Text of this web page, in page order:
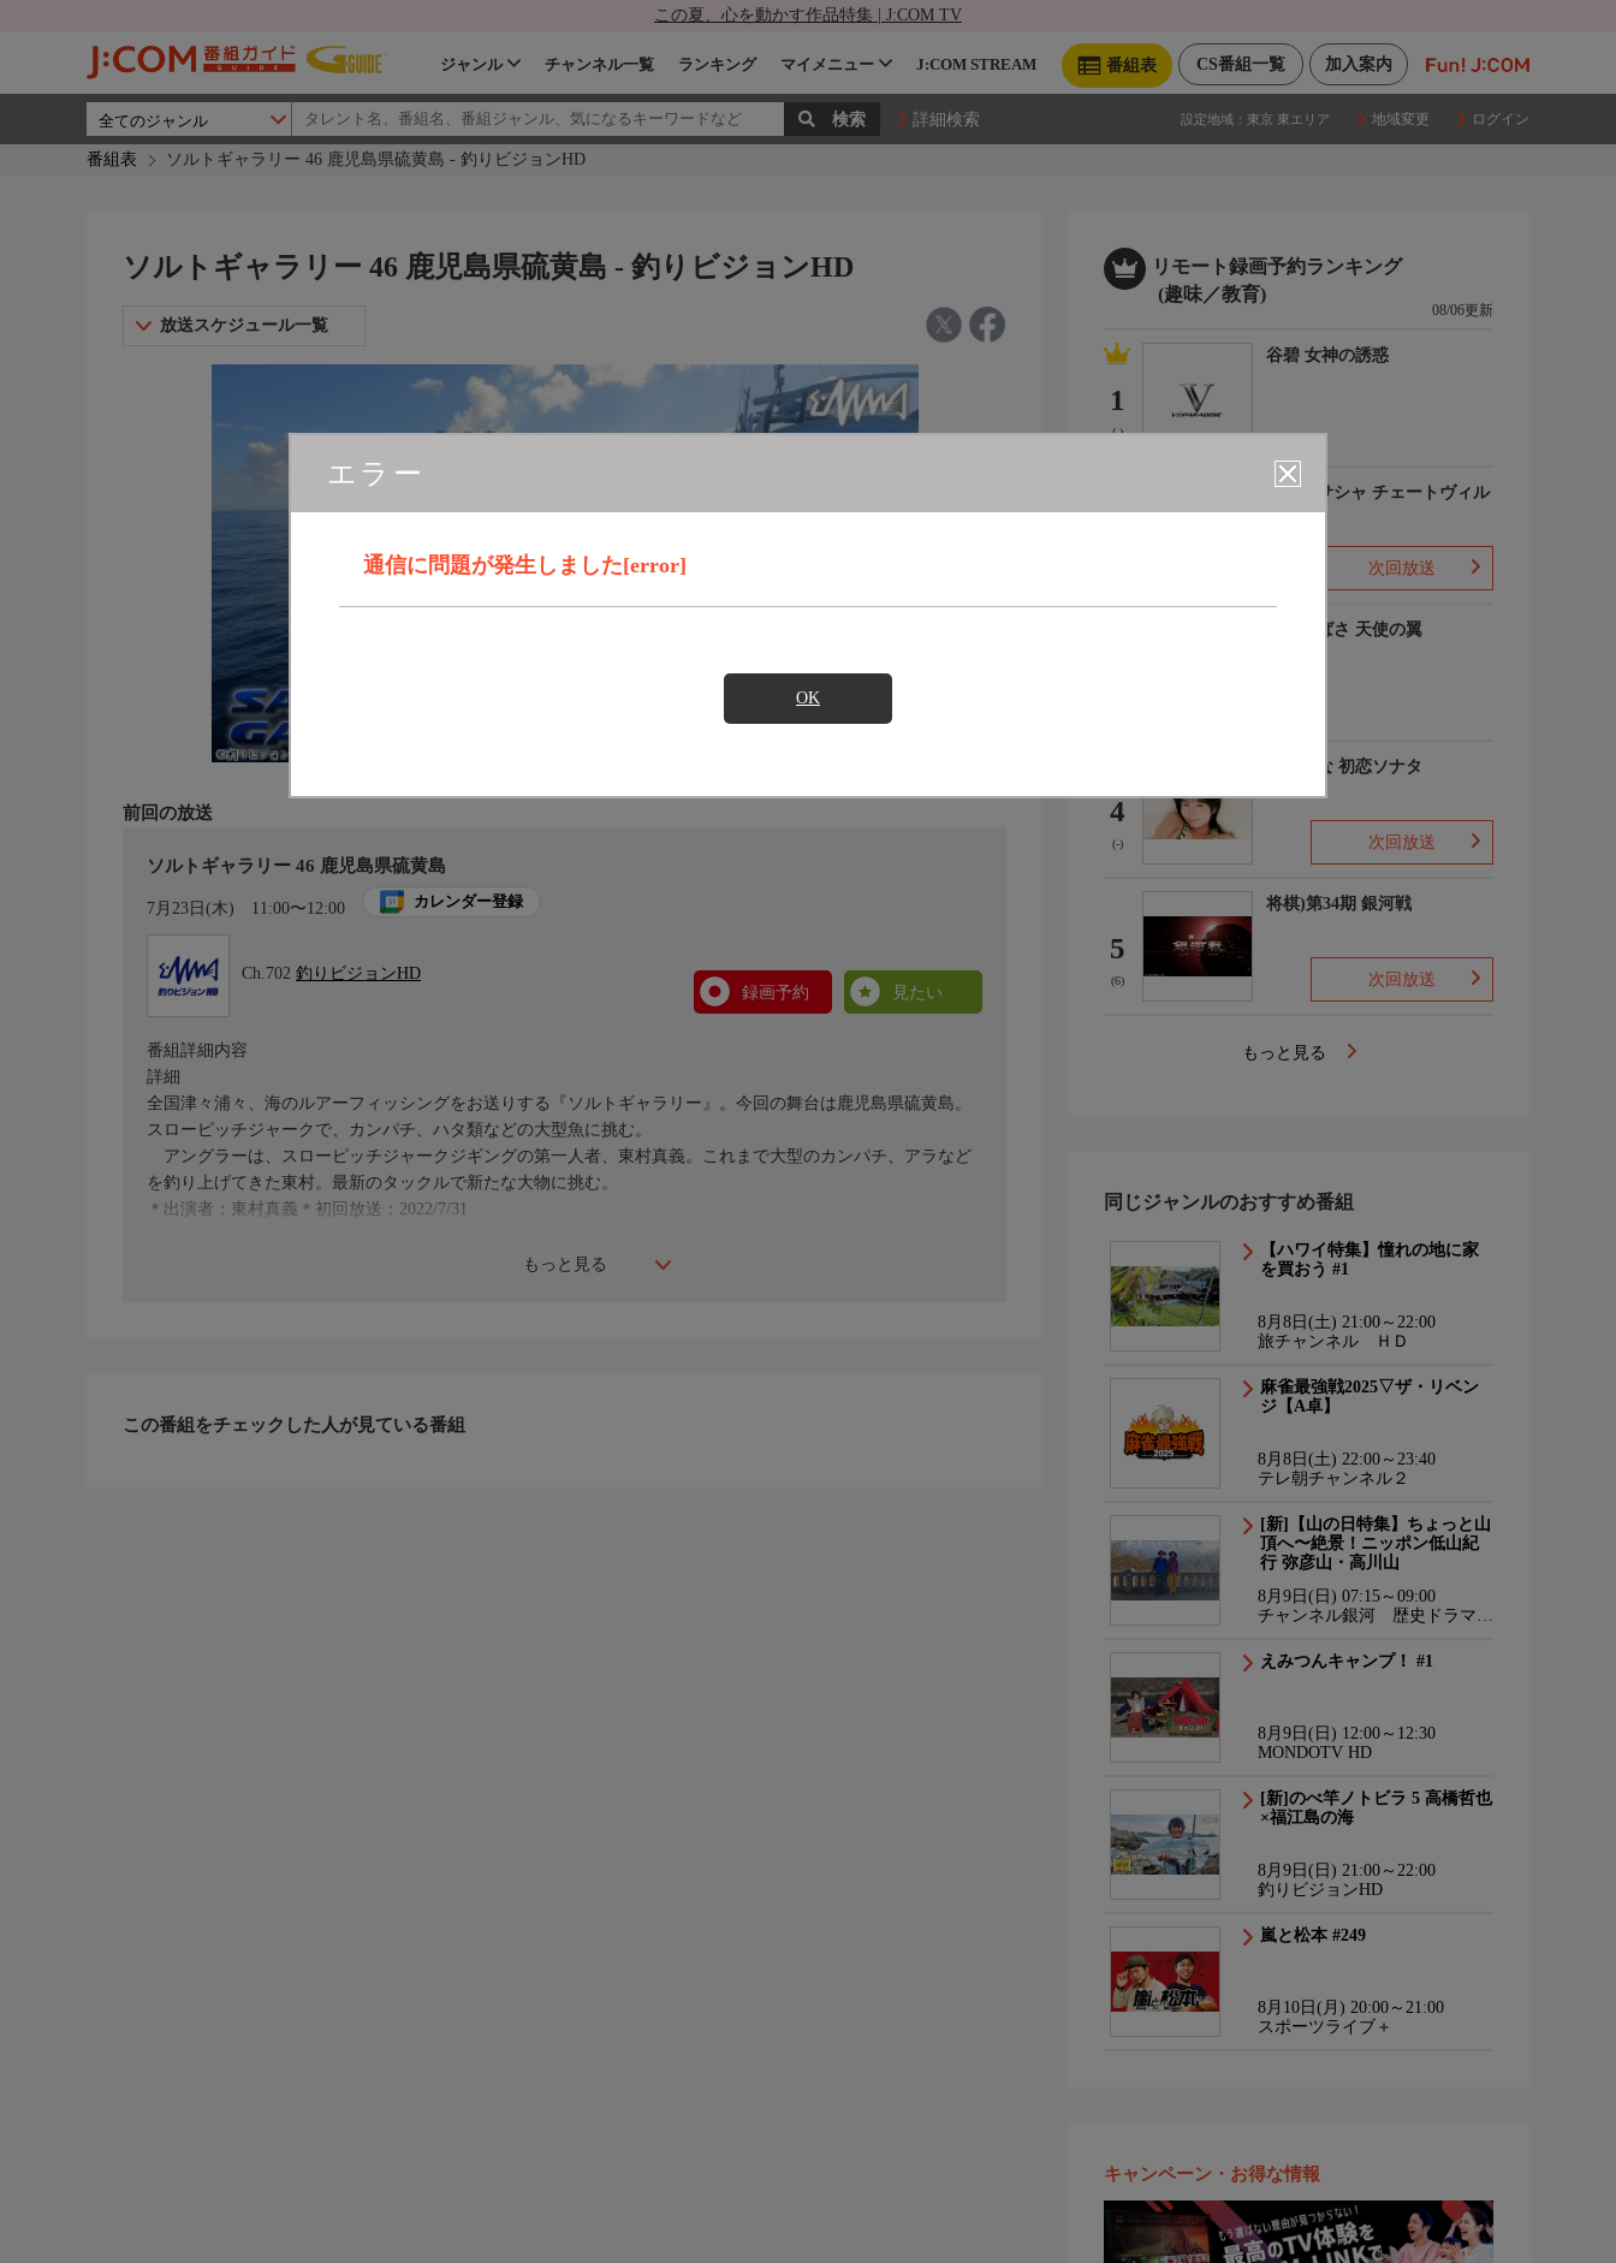
この夏、心を動かす作品特集 | J:COM TV
加入案内
CS番組一覧
番組表
ジャンル チャンネル一覧 ランキング マイメニュー J:COM STREAM
詳細検索 設定地域： 東京 東エリア 地域変更 ログイン
番組表 ソルトギャラリー 46 鹿児島県硫黄島 - 釣りビジョンHD
エラー
通信に問題が発生しました[error]
OK
ソルトギャラリー 46 鹿児島県硫黄島 - 釣りビジョンHD
放送スケジュール一覧
前回の放送
ソルトギャラリー 46 鹿児島県硫黄島
7月23日(木) 11:00〜12:00 カレンダー登録
Ch.702 釣りビジョンHD
録画予約
見たい
もっと見る
番組詳細内容
詳細
全国津々浦々、海のルアーフィッシングをお送りする『ソルトギャラリー』。今回の舞台は鹿児島県硫黄島。
スローピッチジャークで、カンパチ、ハタ類などの大型魚に挑む。
アングラーは、スローピッチジャークジギングの第一人者、東村真義。これまで大型のカンパチ、アラなど
を釣り上げてきた東村。最新のタックルで新たな大物に挑む。
＊出演者：東村真義＊初回放送：2022/7/31
この番組をチェックした人が見ている番組
リモート録画予約ランキング
(趣味／教育)
08/06更新
1
(-)
谷碧 女神の誘惑
百合川サシャ チェートヴィル
次回放送
羽川つばさ 天使の翼
4
(-)
秋田そな 初恋ソナタ
次回放送
5
(6)
将棋)第34期 銀河戦
次回放送
もっと見る
同じジャンルのおすすめ番組
【ハワイ特集】憧れの地に家
を買おう #1
8月8日(土) 21:00～22:00
旅チャンネル ＨＤ
麻雀最強戦2025▽ザ・リベン
ジ【A卓】
8月8日(土) 22:00～23:40
テレ朝チャンネル２
[新]【山の日特集】ちょっと山
頂へ〜絶景！ニッポン低山紀
行 弥彦山・高川山
8月9日(日) 07:15～09:00
チャンネル銀河 歴史ドラマ・
えみつんキャンプ！ #1
8月9日(日) 12:00～12:30
MONDOTV HD
[新]のべ竿ノトビラ 5 高橋哲也
×福江島の海
8月9日(日) 21:00～22:00
釣りビジョンHD
嵐と松本 #249
8月10日(月) 20:00～21:00
スポーツライブ＋
キャンペーン・お得な情報